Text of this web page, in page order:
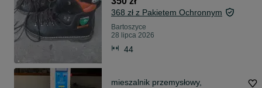
368 zł z Pakietem Ochronnym
Bartoszyce
28 lipca 2026
44
mieszalnik przemysłowy,